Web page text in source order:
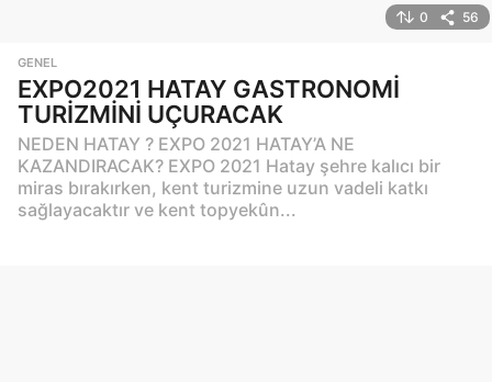
0 56
GENEL
EXPO2021 HATAY GASTRONOMİ
TURİZMİNİ UÇURACAK
NEDEN HATAY ? EXPO 2021 HATAY’A NE
KAZANDIRACAK? EXPO 2021 Hatay şehre kalıcı bir
miras bırakırken, kent turizmine uzun vadeli katkı
sağlayacaktır ve kent topyekûn...